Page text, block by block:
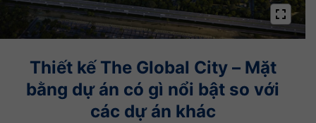
Thiết kế The Global City – Mặt
bằng dự án có gì nổi bật so với
các dự án khác